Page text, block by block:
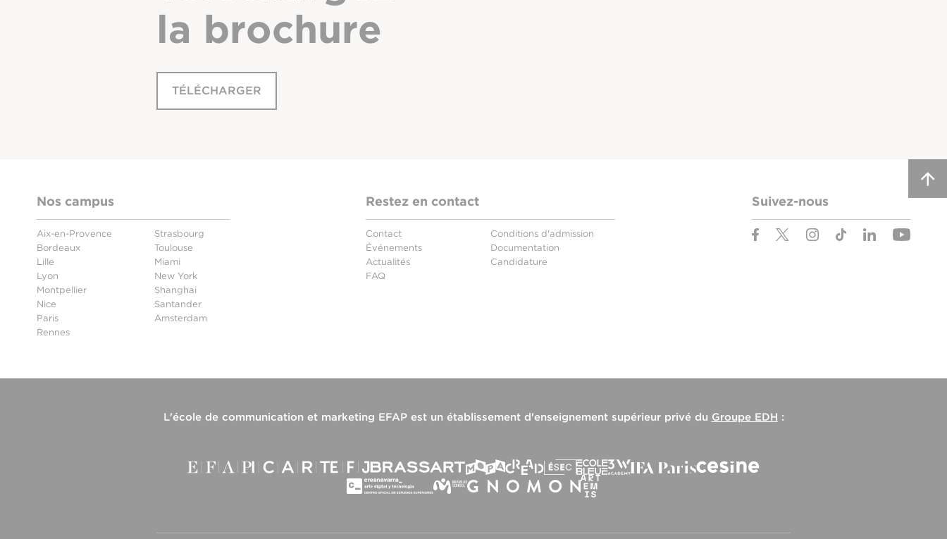
la brochure
TÉLÉCHARGER
Nos campus
Aix-en-Provence
Bordeaux
Lille
Lyon
Montpellier
Nice
Paris
Rennes
Strasbourg
Toulouse
Miami
New York
Shanghai
Santander
Amsterdam
Restez en contact
Contact
Événements
Actualités
FAQ
Conditions d'admission
Documentation
Candidature
Suivez-nous
L'école de communication et marketing EFAPest un établissement d'enseignement supérieur privé du Groupe EDH :